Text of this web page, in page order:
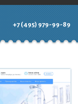
+7 (495) 979-99-89